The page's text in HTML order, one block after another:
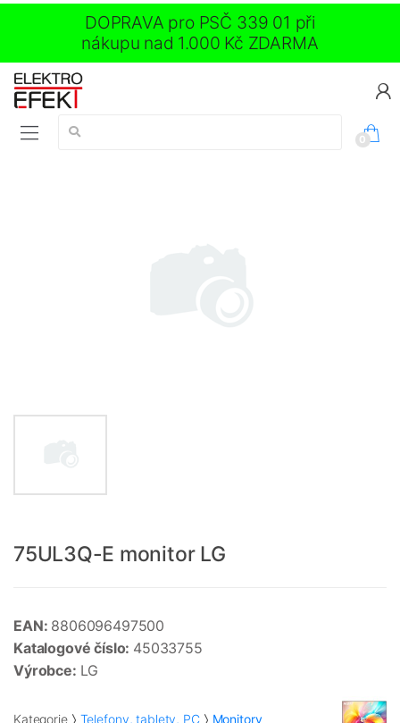
DOPRAVA pro PSČ 339 01 při
nákupu nad 1.000 Kč ZDARMA
Vyhledávání:
0
75UL3Q-E monitor LG
EAN: 8806096497500
Katalogové číslo: 45033755
Výrobce: LG
Kategorie Telefony, tablety, PC Monitory